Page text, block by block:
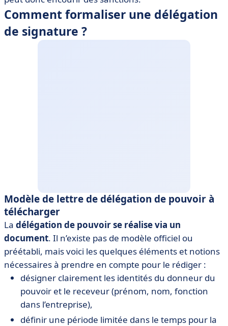
Comment formaliser une délégation
de signature ?
Modèle de lettre de délégation de pouvoir à
télécharger
La délégation de pouvoir se réalise via un
document. Il n’existe pas de modèle officiel ou
préétabli, mais voici les quelques éléments et notions
nécessaires à prendre en compte pour le rédiger :
désigner clairement les identités du donneur du
pouvoir et le receveur (prénom, nom, fonction
dans l’entreprise),
définir une période limitée dans le temps pour la